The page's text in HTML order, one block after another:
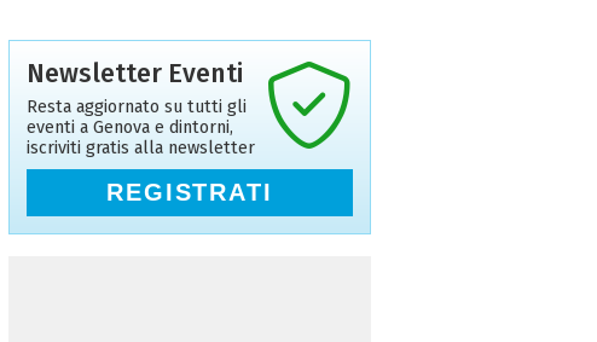
Newsletter Eventi
Resta aggiornato su tutti gli
eventi a Genova e dintorni,
iscriviti gratis alla newsletter
REGISTRATI